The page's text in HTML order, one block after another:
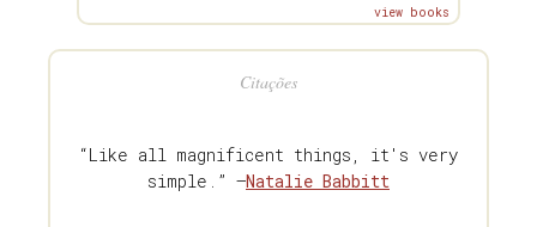
view books
Citações
“Like all magnificent things, it's very
simple.” —Natalie Babbitt